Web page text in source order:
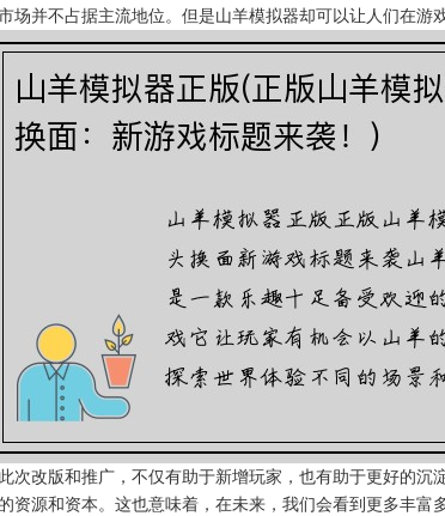
场并不占据主流地位。但是山羊模拟器却可以让人们在游
次改版和推广，不仅有助于新增玩家，也有助于更好的
资源和资本。这也意味着，在未来，我们会看到更多丰富